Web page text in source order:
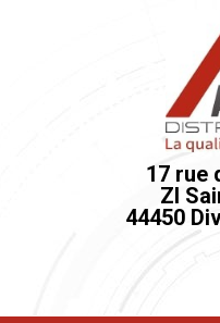
17 rue
ZI
44450